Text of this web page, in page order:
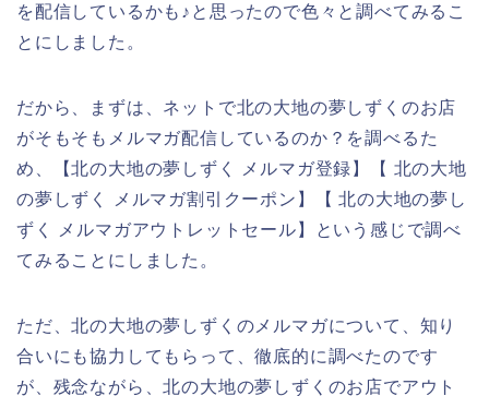
を配信しているかも♪と思ったので色々と調べてみるこ
とにしました。
だから、まずは、ネットで北の大地の夢しずくのお店
がそもそもメルマガ配信しているのか？を調べるた
め、【北の大地の夢しずく メルマガ登録】【 北の大地
の夢しずく メルマガ割引クーポン】【 北の大地の夢し
ずく メルマガアウトレットセール】という感じで調べ
てみることにしました。
ただ、北の大地の夢しずくのメルマガについて、知り
合いにも協力してもらって、徹底的に調べたのです
が、残念ながら、北の大地の夢しずくのお店でアウト